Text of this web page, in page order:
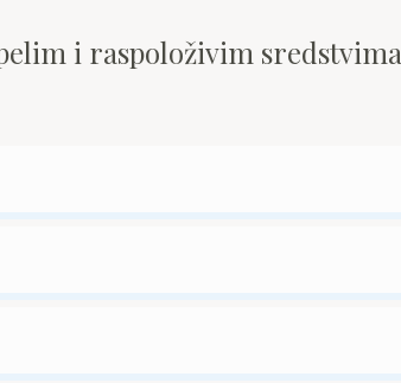
i raspoloživim sredstvima